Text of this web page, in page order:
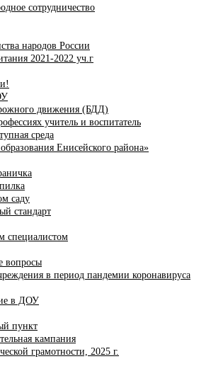
сотрудничество
народов России
2021-2022 уч.г
движения (БДД)
учитель и воспитатель
среда
Енисейского района»
саду
стандарт
специалистом
вопросы
в период пандемии коронавируса
в ДОУ
пункт
кампания
грамотности, 2025 г.